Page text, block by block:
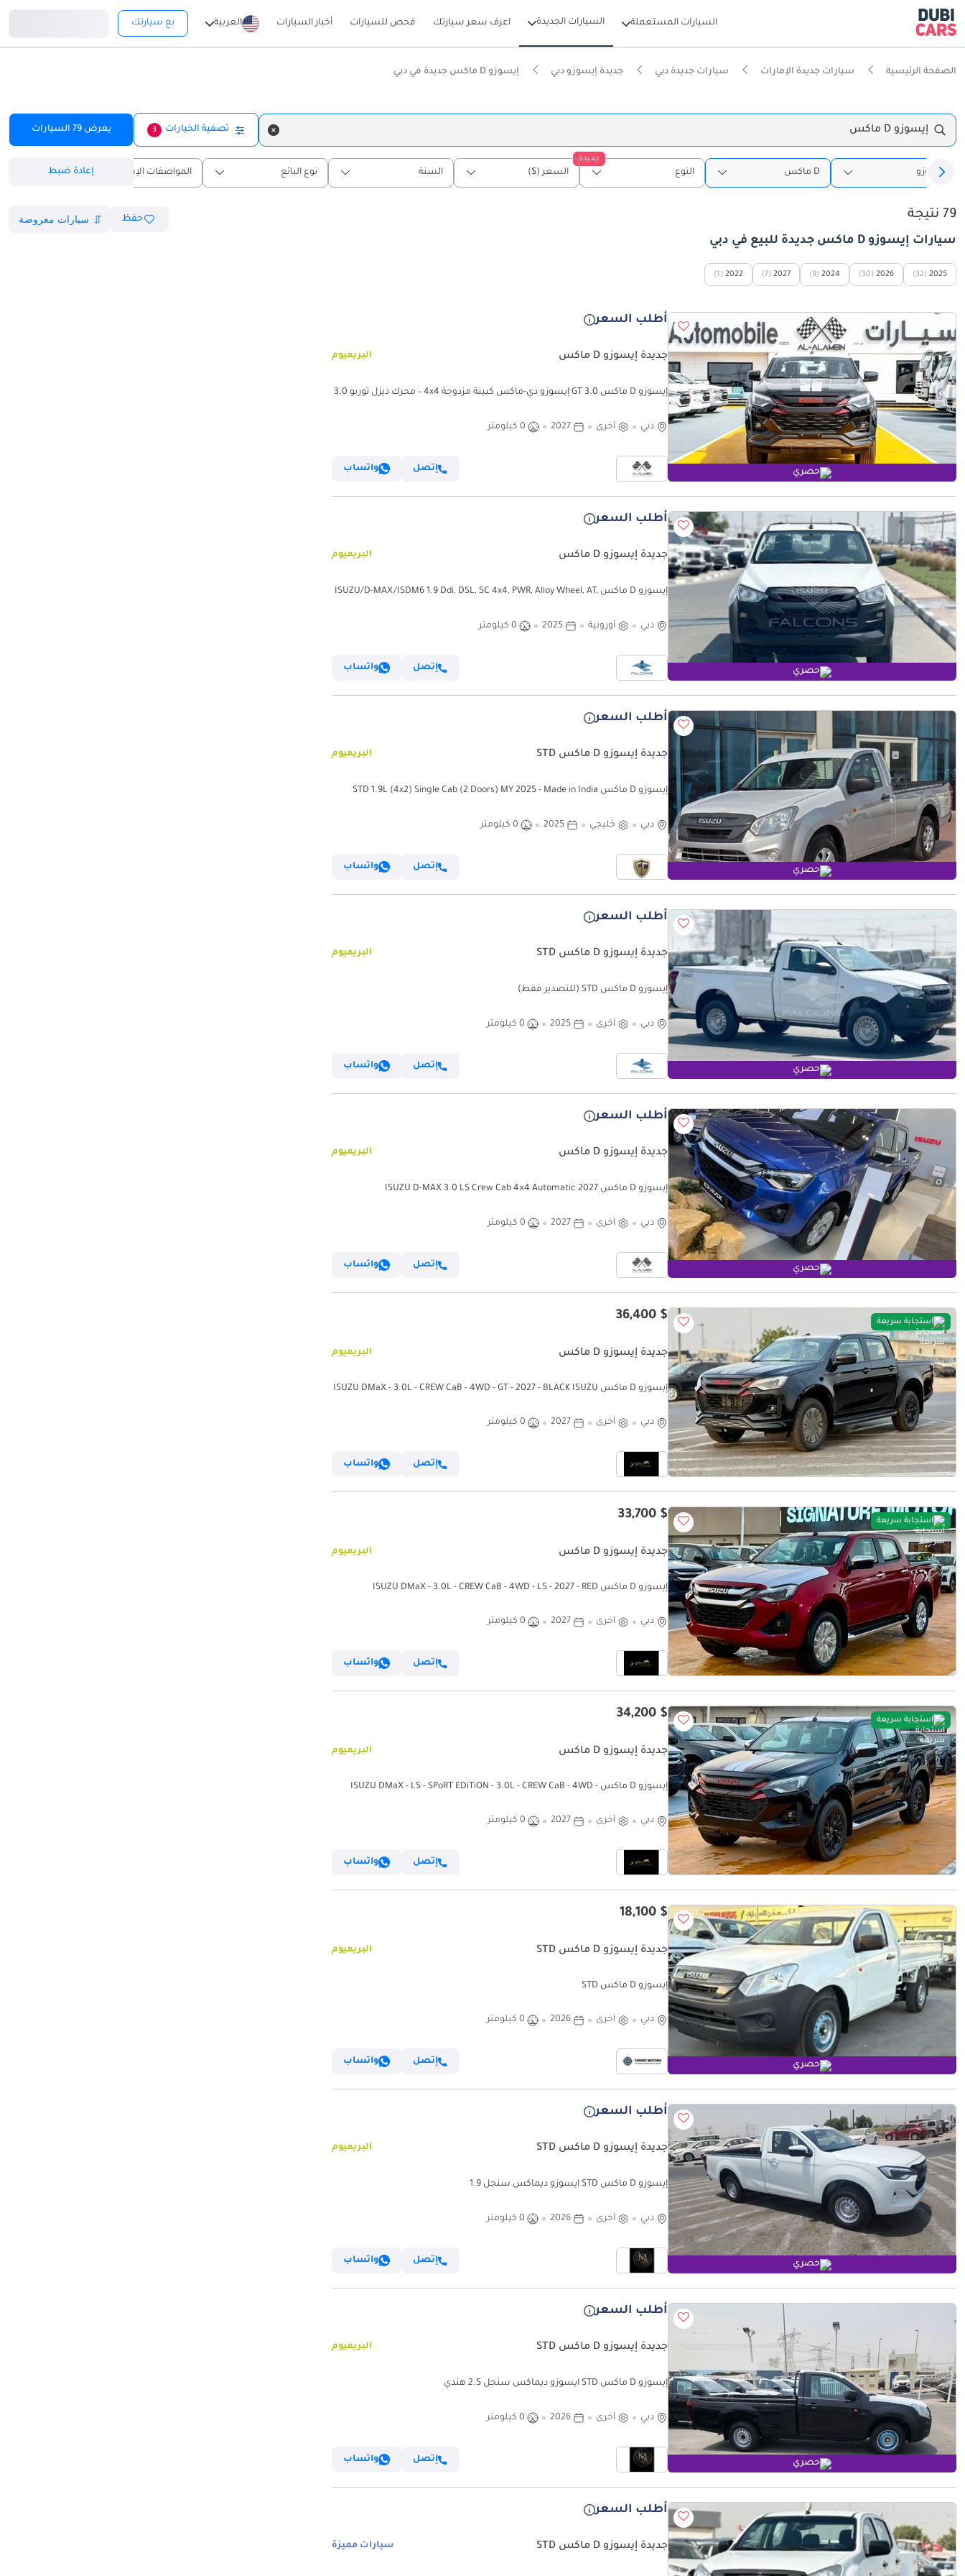
السيارات المستعملة السيارات الجديدة اعرف سعر سيارتك فحص للسيارات أخبار السيارات العربية بع سيارتك
الصفحة الرئيسية سيارات جديدة الإمارات سيارات جديدة دبي جديدة إيسوزو دبي إيسوزو D ماكس جديدة في دبي
إيسوزو D ماكس تصفية الخيارات 3 يعرض79 السيارات
إيسوزو D ماكس
جديدة
النوع السعر ($) السنة نوع البائع المواصفات الإقليمية إعادة ضبط
79 نتيجة حفظ
سيارات إيسوزو D ماكس جديدة للبيع في دبي
2025
(32)
2026
(30)
2024
(9)
2027
(7)
2022
(1)
حصري
أطلب السعر
جديدة إيسوزو D ماكس البريميوم
إيسوزو D ماكس 3.0 GT إيسوزو دي-ماكس كبينة مزدوجة 4x4 – محرك ديزل توربو 3.0
دبي أخرى 2027 0 كيلومتر
إتصل واتساب
حصري
أطلب السعر
جديدة إيسوزو D ماكس البريميوم
إيسوزو D ماكس ISUZU/D-MAX/ISDM6 1.9 Ddi, DSL, SC 4x4, PWR, Alloy Wheel, AT,
دبي أوروبية 2025 0 كيلومتر
إتصل واتساب
حصري
أطلب السعر
جديدة إيسوزو D ماكس STD البريميوم
إيسوزو D ماكس STD 1.9L (4x2) Single Cab (2 Doors) MY 2025 - Made in India
دبي خليجي 2025 0 كيلومتر
إتصل واتساب
حصري
أطلب السعر
جديدة إيسوزو D ماكس STD البريميوم
إيسوزو D ماكس STD (للتصدير فقط)
دبي أخرى 2025 0 كيلومتر
إتصل واتساب
حصري
أطلب السعر
جديدة إيسوزو D ماكس البريميوم
إيسوزو D ماكس ISUZU D-MAX 3.0 LS Crew Cab 4×4 Automatic 2027
دبي أخرى 2027 0 كيلومتر
إتصل واتساب
استجابة سريعة $ 36,400
جديدة إيسوزو D ماكس البريميوم
إيسوزو D ماكس ISUZU DMaX - 3.0L - CREW CaB - 4WD - GT - 2027 - BLACK ISUZU
دبي أخرى 2027 0 كيلومتر
إتصل واتساب
استجابة سريعة $ 33,700
جديدة إيسوزو D ماكس البريميوم
إيسوزو D ماكس ISUZU DMaX - 3.0L - CREW CaB - 4WD - LS - 2027 - RED
دبي أخرى 2027 0 كيلومتر
إتصل واتساب
استجابة سريعة $ 34,200
جديدة إيسوزو D ماكس البريميوم
إيسوزو D ماكس ISUZU DMaX - LS - SPoRT EDiTiON - 3.0L - CREW CaB - 4WD -
دبي أخرى 2027 0 كيلومتر
إتصل واتساب
حصري
$ 18,100
جديدة إيسوزو D ماكس STD البريميوم
إيسوزو D ماكس STD
دبي أخرى 2026 0 كيلومتر
إتصل واتساب
حصري
أطلب السعر
جديدة إيسوزو D ماكس STD البريميوم
إيسوزو D ماكس STD ايسوزو ديماكس سنجل 1.9
دبي أخرى 2026 0 كيلومتر
إتصل واتساب
حصري
أطلب السعر
جديدة إيسوزو D ماكس STD البريميوم
إيسوزو D ماكس STD ايسوزو ديماكس سنجل 2.5 هندي
دبي أخرى 2026 0 كيلومتر
إتصل واتساب
أطلب السعر
جديدة إيسوزو D ماكس STD سيارات مميزة